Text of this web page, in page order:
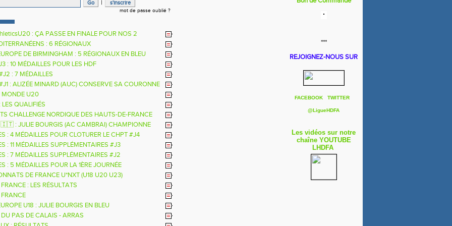
|
mot de passe oublié ?
: ÇA PASSE EN FINALE POUR NOS 2
: 6 RÉGIONAUX
DE BIRMINGHAM : 5 RÉGIONAUX EN BLEU
: 10 MÉDAILLES POUR LES HDF
: 7 MÉDAILLES
: ALIZÉE MINARD (AUC) CONSERVE SA COURONNE
MONDE U20
LES QUALIFIÉS
CHALLENGE NORDIQUE DES HAUTS-DE-FRANCE
: JULIE BOURGIS (AC CAMBRAI) CHAMPIONNE
U18 DE LA PERCHE
: 4 MÉDAILLES POUR CLOTURER LE CHPT #J4
: 11 MÉDAILLES SUPPLÉMENTAIRES #J3
: 7 MÉDAILLES SUPPLÉMENTAIRES #J2
: 5 MÉDAILLES POUR LA 1ÈRE JOURNÉE
DE FRANCE U*NXT (U18 U20 U23)
: LES RÉSULTATS
U18 : JULIE BOURGIS EN BLEU
DU PAS DE CALAIS - ARRAS
***
REJOIGNEZ-NOUS SUR
FACEBOOK TWITTER
@LigueHDFA
Les vidéos sur notre
chaîne YOUTUBE
LHDFA